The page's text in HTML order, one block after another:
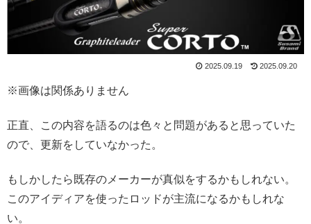
2025.09.19 2025.09.20
※画像は関係ありません
正直、この内容を語るのは色々と問題があると思っていた
ので、更新をしていなかった。
もしかしたら既存のメーカーが真似をするかもしれない。
このアイディアを使ったロッドが主流になるかもしれな
い。